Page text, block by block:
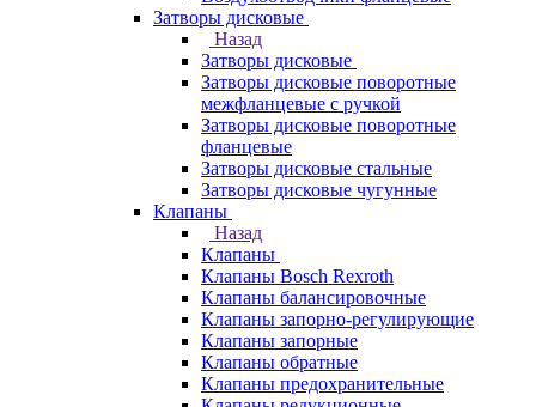
Затворы дисковые
Назад
Затворы дисковые
Затворы дисковые поворотные
межфланцевые с ручкой
Затворы дисковые поворотные
фланцевые
Затворы дисковые стальные
Затворы дисковые чугунные
Клапаны
Назад
Клапаны
Клапаны Bosch Rexroth
Клапаны балансировочные
Клапаны запорно-регулирующие
Клапаны запорные
Клапаны обратные
Клапаны предохранительные